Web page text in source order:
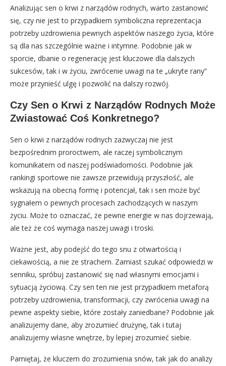
Analizując sen o krwi z narządów rodnych, warto zastanowić
się, czy nie jest to przypadkiem symboliczna reprezentacja
potrzeby uzdrowienia pewnych aspektów naszego życia, które
są dla nas szczególnie ważne i intymne. Podobnie jak w
sporcie, dbanie o regenerację jest kluczowe dla dalszych
sukcesów, tak i w życiu, zwrócenie uwagi na te „ukryte rany”
może przynieść ulgę i pozwolić na dalszy rozwój.
Czy Sen o Krwi z Narządów Rodnych Może
Zwiastować Coś Konkretnego?
Sen o krwi z narządów rodnych zazwyczaj nie jest
bezpośrednim proroctwem, ale raczej symbolicznym
komunikatem od naszej podświadomości. Podobnie jak
rankingi sportowe nie zawsze przewidują przyszłość, ale
wskazują na obecną formę i potencjał, tak i sen może być
sygnałem o pewnych procesach zachodzących w naszym
życiu. Może to oznaczać, że pewne energie w nas dojrzewają,
ale też że coś wymaga naszej uwagi i troski.
Ważne jest, aby podejść do tego snu z otwartością i
ciekawością, a nie ze strachem. Zamiast szukać odpowiedzi w
senniku, spróbuj zastanowić się nad własnymi emocjami i
sytuacją życiową. Czy sen ten nie jest przypadkiem metaforą
potrzeby uzdrowienia, transformacji, czy zwrócenia uwagi na
pewne aspekty siebie, które zostały zaniedbane? Podobnie jak
analizujemy dane, aby zrozumieć drużynę, tak i tutaj
analizujemy własne wnętrze, by lepiej zrozumieć siebie.
Pamiętaj, że kluczem do zrozumienia snów, tak jak do analizy